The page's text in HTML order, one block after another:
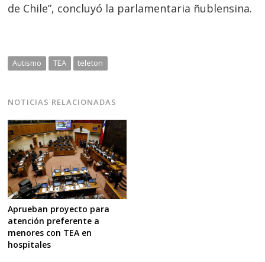
de Chile”, concluyó la parlamentaria ñublensina.
Autismo TEA teleton
NOTICIAS RELACIONADAS
Aprueban proyecto para
atención preferente a
menores con TEA en
hospitales